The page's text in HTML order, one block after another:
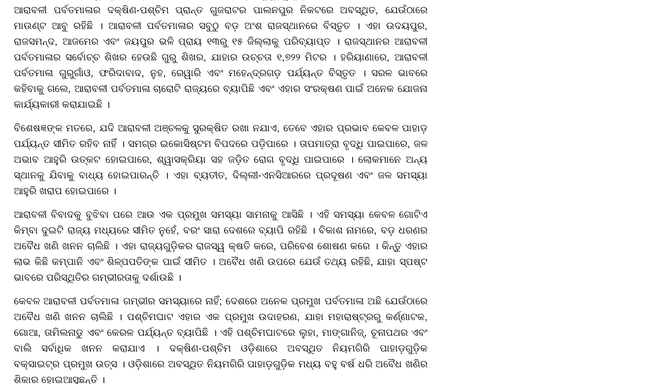
ଆରାବଳୀ ପର୍ବତମାଳାର ଦକ୍ଷିଣ-ପଶ୍ଚିମ ପ୍ରାନ୍ତ ଗୁଜରାଟର ପାଲନପୁର ନିକଟରେ ଅବସ୍ଥିତ, ଯେଉଁଠାରେ
ମାଉଣ୍ଟ ଆବୁ ରହିଛି । ଆରାବଳୀ ପର୍ବତମାଳାର ସବୁଠୁ ବଡ଼ ଅଂଶ ରାଜସ୍ଥାନରେ ବିସ୍ତୃତ । ଏହା ଉଦୟପୁର,
ରାଜସମନ୍ଦ, ଆଜମେର ଏବଂ ଜୟପୁର ଭଳି ପ୍ରାୟ ୧୩ରୁ ୧୫ ଜିଲ୍ଲାକୁ ପରିବ୍ୟାପ୍ତ । ରାଜସ୍ଥାନର ଆରାବଳୀ
ପର୍ବତମାଳାର ସର୍ବୋଚ୍ଚ ଶିଖର ହେଉଛି ଗୁରୁ ଶିଖର, ଯାହାର ଉଚ୍ଚତା ୧,୭୨୨ ମିଟର । ହରିୟାଣାରେ, ଆରାବଳୀ
ପର୍ବତମାଳା ଗୁରୁଗାଁଓ, ଫରିଦାବାଦ, ନୁହ, ରେୱାରି ଏବଂ ମହେନ୍ଦ୍ରଗଡ଼ ପର୍ଯ୍ୟନ୍ତ ବିସ୍ତୃତ । ସରଳ ଭାବରେ
କହିବାକୁ ଗଲେ, ଆରାବଳୀ ପର୍ବତମାଳା ଚାରୋଟି ରାଜ୍ୟରେ ବ୍ୟାପିଛି ଏବଂ ଏହାର ସଂରକ୍ଷଣ ପାଇଁ ଅନେକ ଯୋଜନା
କାର୍ଯ୍ୟକାରୀ କରାଯାଇଛି ।
ବିଶେଷଜ୍ଞଙ୍କ ମତରେ, ଯଦି ଆରାବଳୀ ଅଞ୍ଚଳକୁ ସୁରକ୍ଷିତ ରଖା ନଯାଏ, ତେବେ ଏହାର ପ୍ରଭାବ କେବଳ ପାହାଡ଼
ପର୍ଯ୍ୟନ୍ତ ସୀମିତ ରହିବ ନାହିଁ । ସମଗ୍ର ଇକୋସିଷ୍ଟମ ବିପଦରେ ପଡ଼ିପାରେ । ତାପମାତ୍ରା ବୃଦ୍ଧି ପାଇପାରେ, ଜଳ
ଅଭାବ ଆହୁରି ଉତ୍କଟ ହୋଇପାରେ, ଶ୍ୱାସକ୍ରିୟା ସହ ଜଡ଼ିତ ରୋଗ ବୃଦ୍ଧି ପାଇପାରେ । ଲୋକମାନେ ଅନ୍ୟ
ସ୍ଥାନକୁ ଯିବାକୁ ବାଧ୍ୟ ହୋଇପାରନ୍ତି । ଏହା ବ୍ୟତୀତ, ଦିଲ୍ଲୀ-ଏନସିଆରରେ ପ୍ରଦୂଷଣ ଏବଂ ଜଳ ସମସ୍ୟା
ଆହୁରି ଖରାପ ହୋଇପାରେ ।
ଆରାବଳୀ ବିବାଦକୁ ବୁଝିବା ପରେ ଆଉ ଏକ ପ୍ରମୁଖ ସମସ୍ୟା ସାମନାକୁ ଆସିଛି । ଏହି ସମସ୍ୟା କେବଳ ଗୋଟିଏ
କିମ୍ବା ଦୁଇଟି ରାଜ୍ୟ ମଧ୍ୟରେ ସୀମିତ ନୁହେଁ, ବରଂ ସାରା ଦେଶରେ ବ୍ୟାପି ରହିଛି । ବିକାଶ ନାମରେ, ବଡ଼ ଧରଣର
ଅବୈଧ ଖଣି ଖନନ ଚାଲିଛି । ଏହା ରାଜ୍ୟଗୁଡ଼ିକର ରାଜସ୍ୱ କ୍ଷତି କରେ, ପରିବେଶ ଶୋଷଣ କରେ । କିନ୍ତୁ ଏହାର
ଲାଭ କିଛି କମ୍ପାନି ଏବଂ ଶିଳ୍ପପତିଙ୍କ ପାଇଁ ସୀମିତ । ଅବୈଧ ଖଣି ଉପରେ ଯେଉଁ ତଥ୍ୟ ରହିଛି, ଯାହା ସ୍ପଷ୍ଟ
ଭାବରେ ପରିସ୍ଥିତିର ଗମ୍ଭୀରତାକୁ ଦର୍ଶାଉଛି ।
କେବଳ ଆରାବଳୀ ପର୍ବତମାଳା ଗମ୍ଭୀର ସମସ୍ୟାରେ ନାହିଁ; ଦେଶରେ ଅନେକ ପ୍ରମୁଖ ପର୍ବତମାଳା ଅଛି ଯେଉଁଠାରେ
ଅବୈଧ ଖଣି ଖନନ ଚାଲିଛି । ପଶ୍ଚିମଘାଟ ଏହାର ଏକ ପ୍ରମୁଖ ଉଦାହରଣ, ଯାହା ମହାରାଷ୍ଟ୍ରରୁ କର୍ଣ୍ଣାଟକ,
ଗୋଆ, ତାମିଲନାଡୁ ଏବଂ କେରଳ ପର୍ଯ୍ୟନ୍ତ ବ୍ୟାପିଛି । ଏହି ପଶ୍ଚିମଘାଟରେ ଲୁହା, ମାଙ୍ଗାନିଜ୍, ଚୂନାପଥର ଏବଂ
ବାଲି ସର୍ବାଧିକ ଖନନ କରାଯାଏ । ଦକ୍ଷିଣ-ପଶ୍ଚିମ ଓଡ଼ିଶାରେ ଅବସ୍ଥିତ ନିୟମଗିରି ପାହାଡ଼ଗୁଡ଼ିକ
ବକ୍ସାଇଟ୍‌ର ପ୍ରମୁଖ ଉତ୍ସ । ଓଡ଼ିଶାରେ ଅବସ୍ଥିତ ନିୟମଗିରି ପାହାଡ଼ଗୁଡ଼ିକ ମଧ୍ୟ ବହୁ ବର୍ଷ ଧରି ଅବୈଧ ଖଣିର
ଶିକାର ହୋଇଆସୁଛନ୍ତି ।